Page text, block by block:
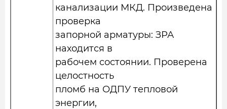
канализации МКД. Произведена
проверка
запорной арматуры: ЗРА
находится в
рабочем состоянии. Проверена
целостность
пломб на ОДПУ тепловой
энергии,